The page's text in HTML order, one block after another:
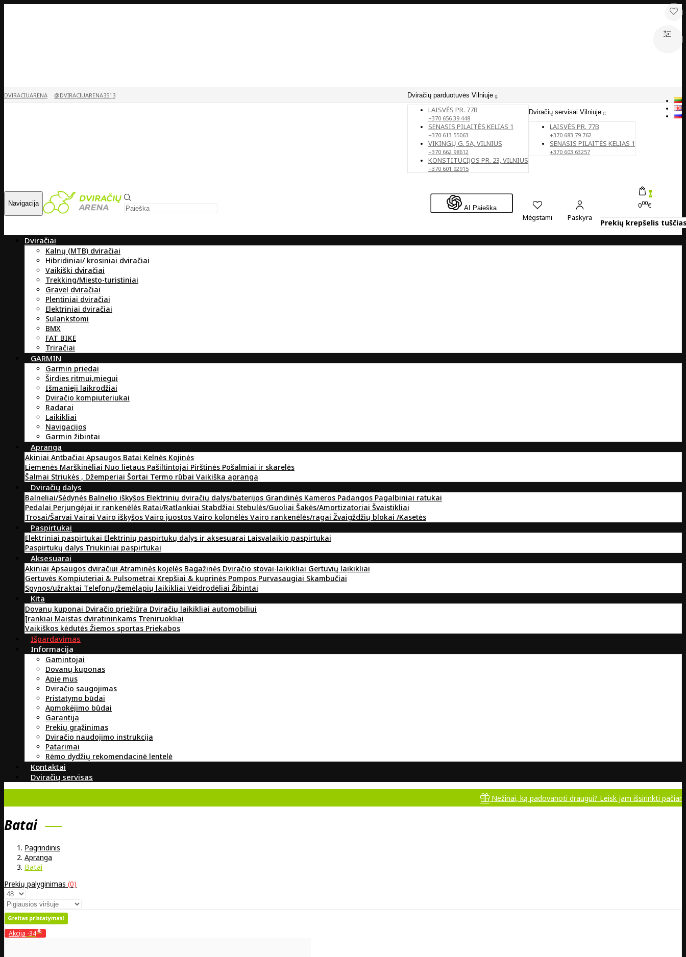
Dviračių parduotuvės Vilniuje
LAISVĖS PR. 77B
+370 656 39 448
SENASIS PILAITĖS KELIAS 1
+370 613 55063
VIKINGŲ G. 5A, VILNIUS
+370 662 98612
KONSTITUCIJOS PR. 23, VILNIUS
+370 601 92915
Dviračių servisai Vilniuje
LAISVĖS PR. 77B
+370 683 79 762
SENASIS PILAITĖS KELIAS 1
+370 603 63257
DVIRACIUARENA @DVIRACIUARENA3513
Navigacija
AI Paieška
Mėgstami Paskyra
0
000€
Prekių krepšelis
Dviračiai
Kalnų (MTB) dviračiai
Hibridiniai/ krosiniai dviračiai
Vaikiški dviračiai
Trekking/Miesto-turistiniai
Gravel dviračiai
Plentiniai dviračiai
Elektriniai dviračiai
Sulankstomi
BMX
FAT BIKE
Triračiai
GARMIN
Garmin priedai
Širdies ritmui,miegui
Išmanieji laikrodžiai
Dviračio kompiuteriukai
Radarai
Laikikliai
Navigacijos
Garmin žibintai
Apranga
Akiniai Antbačiai Apsaugos Batai Kelnės Kojinės
Liemenės Marškinėliai Nuo lietaus Pašiltintojai Pirštinės Pošalmiai ir skarelės
Šalmai Striukės , Džemperiai Šortai Termo rūbai Vaikiška apranga
Dviračių dalys
Balneliai/Sėdynės Balnelio iškyšos Elektrinių dviračių dalys/baterijos Grandinės Kameros Padangos Pagalbiniai ratukai
Pedalai Perjungėjai ir rankenėlės Ratai/Ratlankiai Stabdžiai Stebulės/Guoliai Šakės/Amortizatoriai Švaistikliai
Trosai/Šarvai Vairai Vairo iškyšos Vairo juostos Vairo kolonėlės Vairo rankenėlės/ragai Žvaigždžių blokai /Kasetės
Paspirtukai
Elektriniai paspirtukai Elektrinių paspirtukų dalys ir aksesuarai Laisvalaikio paspirtukai
Paspirtukų dalys Triukiniai paspirtukai
Aksesuarai
Akiniai Apsaugos dviračiui Atraminės kojelės Bagažinės Dviračio stovai-laikikliai Gertuvių laikikliai
Gertuvės Kompiuteriai & Pulsometrai Krepšiai & kuprinės Pompos Purvasaugiai Skambučiai
Spynos/užraktai Telefonų/žemėlapių laikikliai Veidrodėliai Žibintai
Kita
Dovanų kuponai Dviračio priežiūra Dviračių laikikliai automobiliui
Įrankiai Maistas dviratininkams Treniruokliai
Vaikiškos kėdutės Žiemos sportas Priekabos
Išpardavimas
Informacija
Gamintojai
Dovanų kuponas
Apie mus
Dviračio saugojimas
Pristatymo būdai
Apmokėjimo būdai
Garantija
Prekių grąžinimas
Dviračio naudojimo instrukcija
Patarimai
Rėmo dydžių rekomendacinė lentelė
Kontaktai
Dviračių servisas
Nežinai, ką padovanoti draugui? Leisk jam išsirinkti pačiam!
Batai
Pagrindinis
Apranga
Batai
Prekių palyginimas (0)
Akcija -34%